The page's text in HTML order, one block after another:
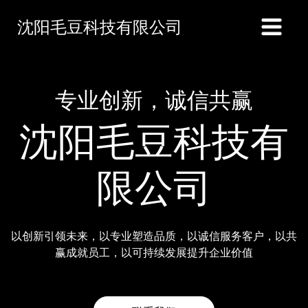
沈阳毛豆科技有限公司
专业创新，诚信共赢
沈阳毛豆科技有
限公司
以创新引领未来，以专业塑造品质，以诚信服务客户，以共
赢成就员工，以可持续发展提升企业价值